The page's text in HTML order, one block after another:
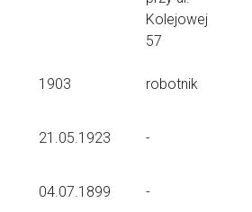
Kolejowej
57
1903 robotnik
21.05.1923 -
04.07.1899 -